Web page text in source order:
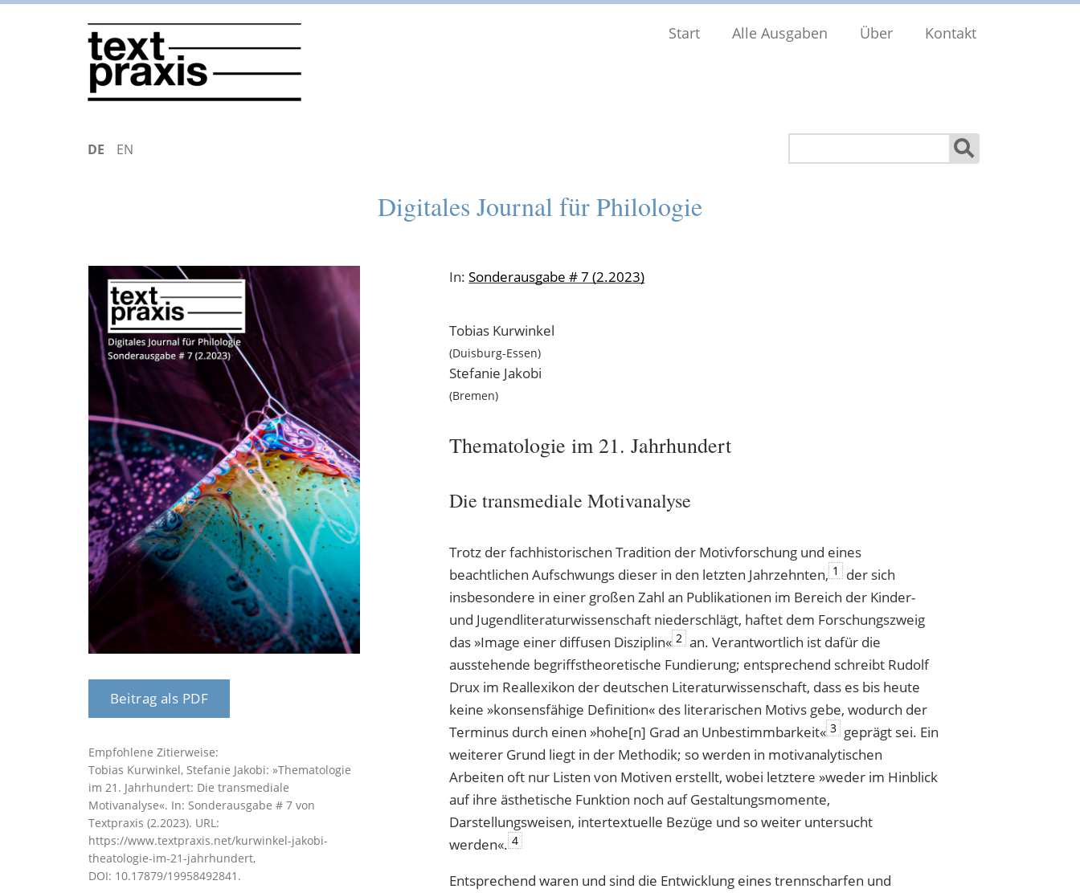
Start Alle Ausgaben Über Kontakt
DEUTSCHENGLISH
Digitales Journal für Philologie
In: Sonderausgabe # 7 (2.2023)
Tobias Kurwinkel
Duisburg-Essen
Stefanie Jakobi
Bremen
Thematologie im 21. Jahrhundert
Die transmediale Motivanalyse
Trotz der fachhistorischen Tradition der Motivforschung und eines
beachtlichen Aufschwungs dieser in den letzten Jahrzehnten, 1
der sich
insbesondere in einer großen Zahl an Publikationen im Bereich der Kinder-
und Jugendliteraturwissenschaft niederschlägt, haftet dem Forschungszweig
das »Image einer diffusen Disziplin« 2 an. Verantwortlich ist dafür die
ausstehende begriffstheoretische Fundierung; entsprechend schreibt Rudolf
Drux im Reallexikon der deutschen Literaturwissenschaft, dass es bis heute
keine »konsensfähige Definition« des literarischen Motivs gebe, wodurch der
Terminus durch einen »hohe[n] Grad an Unbestimmbarkeit« 3 geprägt sei. Ein
weiterer Grund liegt in der Methodik; so werden in motivanalytischen
Arbeiten oft nur Listen von Motiven erstellt, wobei letztere »weder im Hinblick
auf ihre ästhetische Funktion noch auf Gestaltungsmomente,
Darstellungsweisen, intertextuelle Bezüge und so weiter untersucht
werden«. 4
Entsprechend waren und sind die Entwicklung eines trennscharfen und
Beitrag als PDF
Empfohlene Zitierweise:
Tobias Kurwinkel, Stefanie Jakobi: »Thematologie
im 21. Jahrhundert: Die transmediale
Motivanalyse«. In: Sonderausgabe # 7 von
Textpraxis (2.2023). URL:
https://www.textpraxis.net/kurwinkel-jakobi-
theatologie-im-21-jahrhundert,
DOI: 10.17879/19958492841.